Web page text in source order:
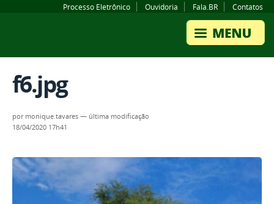
Processo Eletrônico
Ouvidoria Fala.BR Contatos
f6.jpg
por monique.tavares — última modificação
18/04/2020 17h41